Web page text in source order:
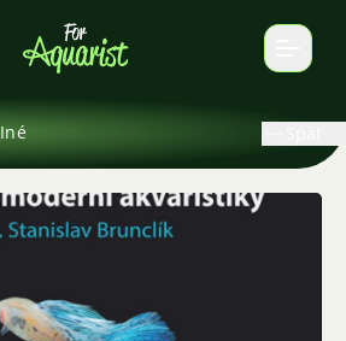
Iné